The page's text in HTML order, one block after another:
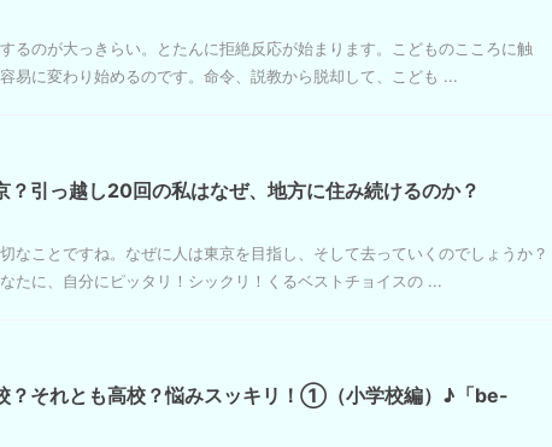
るのが大っきらい。とたんに拒絶反応が始まります。こどものこころに触
易に変わり始めるのです。命令、説教から脱却して、こども ...
引っ越し20回の私はなぜ、地方に住み続けるのか？
なことですね。なぜに人は東京を目指し、そして去っていくのでしょうか？
たに、自分にピッタリ！シックリ！くるベストチョイスの ...
？それとも高校？悩みスッキリ！①（小学校編）♪「be-